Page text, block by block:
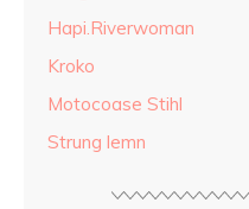
Hapi.Riverwoman
Kroko
Motocoase Stihl
Strung lemn